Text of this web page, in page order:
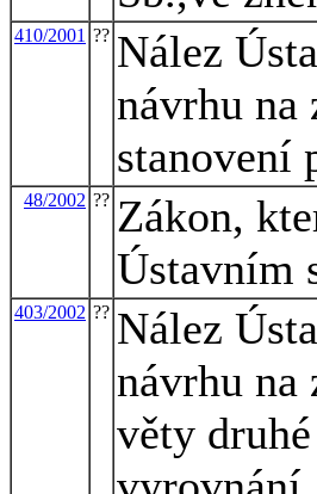
410/2001 ?? Nález
návrhu na
stanovení
48/2002 ?? Zákon,
Ústavním
403/2002 ?? Nález
návrhu na
věty